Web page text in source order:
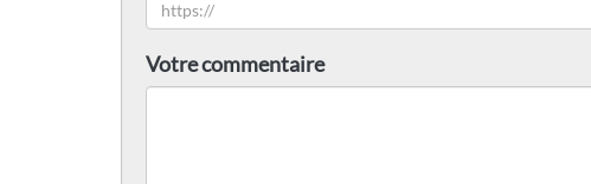
Votre commentaire